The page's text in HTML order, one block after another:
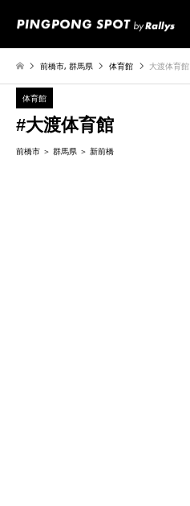
前橋市,群馬県 体育館 大渡体育館
体育館
#大渡体育館
前橋市 群馬県 新前橋